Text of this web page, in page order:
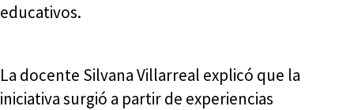
educativos.
La docente Silvana Villarreal explicó que la
iniciativa surgió a partir de experiencias